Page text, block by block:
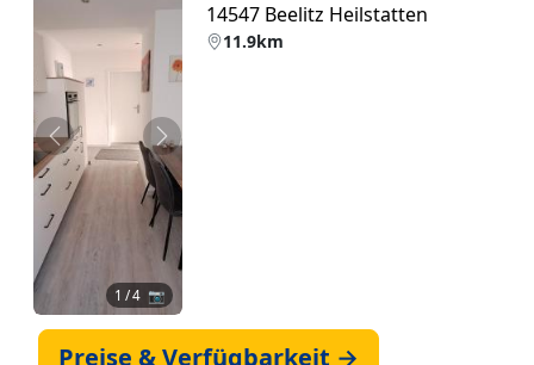
Zurück Weiter
1 / 4 📷
14547 Beelitz Heilstatten
11.9km
Preise & Verfügbarkeit →